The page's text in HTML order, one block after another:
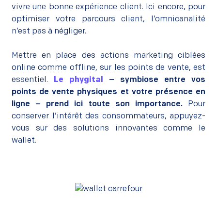
vivre une bonne expérience client. Ici encore, pour
optimiser votre parcours client, l’omnicanalité
n’est pas à négliger.
Mettre en place des actions marketing ciblées
online comme offline, sur les points de vente, est
essentiel.
Le phygital – symbiose entre vos
points de vente physiques et votre présence en
ligne – prend ici toute son importance.Pour
conserver l’intérêt des consommateurs, appuyez-
vous sur des solutions innovantes comme le
wallet.